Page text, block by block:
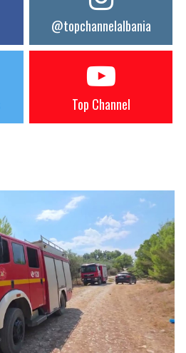
@topchannelalbania
Top Channel